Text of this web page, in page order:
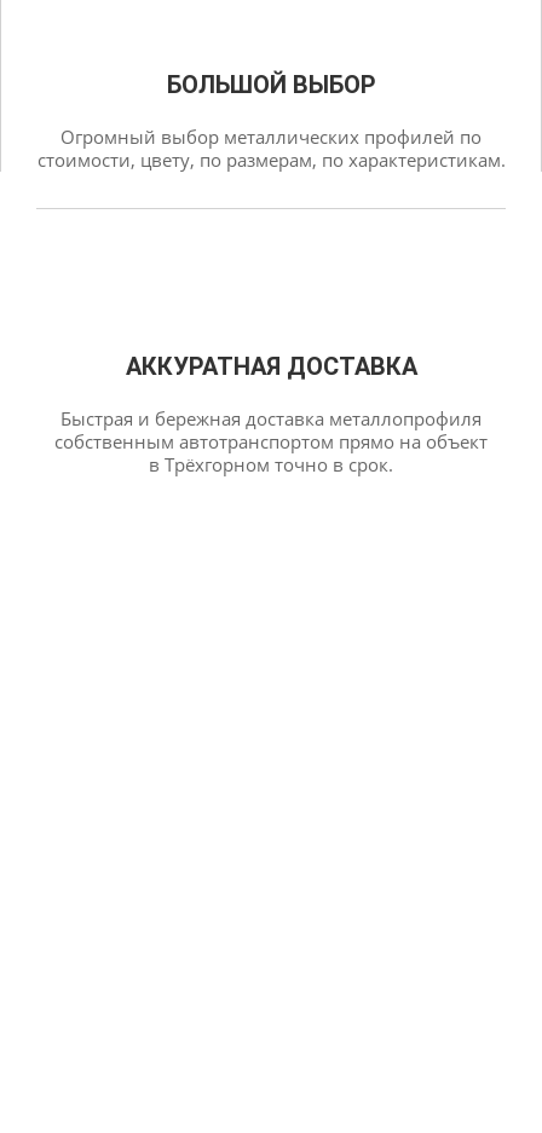
БОЛЬШОЙ ВЫБОР
Огромный выбор металлических профилей по
стоимости, цвету, по размерам, по характеристикам.
АККУРАТНАЯ ДОСТАВКА
Быстрая и бережная доставка металлопрофиля
собственным автотранспортом прямо на объект
в Трёхгорном точно в срок.